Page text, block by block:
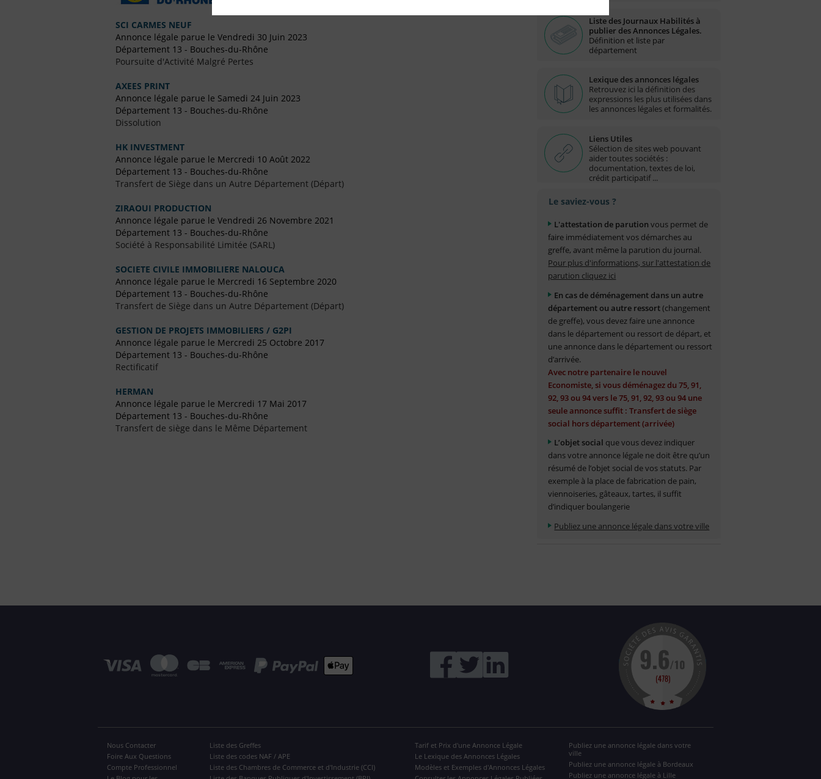
SCI CARMES NEUF
Annonce légale parue le Vendredi 30 Juin 2023
Département 13 - Bouches-du-Rhône
Poursuite d'Activité Malgré Pertes
AXEES PRINT
Annonce légale parue le Samedi 24 Juin 2023
Département 13 - Bouches-du-Rhône
Dissolution
HK INVESTMENT
Annonce légale parue le Mercredi 10 Août 2022
Département 13 - Bouches-du-Rhône
Transfert de Siège dans un Autre Département (Départ)
ZIRAOUI PRODUCTION
Annonce légale parue le Vendredi 26 Novembre 2021
Département 13 - Bouches-du-Rhône
Société à Responsabilité Limitée (SARL)
SOCIETE CIVILE IMMOBILIERE NALOUCA
Annonce légale parue le Mercredi 16 Septembre 2020
Département 13 - Bouches-du-Rhône
Transfert de Siège dans un Autre Département (Départ)
GESTION DE PROJETS IMMOBILIERS / G2PI
Annonce légale parue le Mercredi 25 Octobre 2017
Département 13 - Bouches-du-Rhône
Rectificatif
HERMAN
Annonce légale parue le Mercredi 17 Mai 2017
Département 13 - Bouches-du-Rhône
Transfert de siège dans le Même Département
Liste des Journaux Habilités à
publier des Annonces Légales.
Définition et liste par
département
Lexique des annonces légales
Retrouvez ici la définition des
expressions les plus utilisées dans
les annonces légales et formalités.
Liens Utiles
Sélection de sites web pouvant
aider toutes sociétés :
documentation, textes de loi,
crédit participatif ...
Le saviez-vous ?
L'attestation de parution vous permet de
faire immédiatement vos démarches au
greffe, avant même la parution du journal.
Pour plus d'informations, sur l'attestation de
parution cliquez ici
En cas de déménagement dans un autre
département ou autre ressort(changement
de greffe), vous devez faire une annonce
dans le département ou ressort de départ, et
une annonce dans le département ou ressort
d’arrivée.
Avec notre partenaire le nouvel
Economiste, si vous déménagez du 75, 91,
92, 93 ou 94 vers le 75, 91, 92, 93 ou 94 une
seule annonce suffit : Transfert de siège
social hors département (arrivée)
L’objet social que vous devez indiquer
dans votre annonce légale ne doit être qu’un
résumé de l’objet social de vos statuts. Par
exemple à la place de fabrication de pain,
viennoiseries, gâteaux, tartes, il suffit
d’indiquer boulangerie
Publiez une annonce légale dans votre ville
Nous Contacter
Foire Aux Questions
Compte Professionnel
Liste des Greffes
Liste des codes NAF / APE
Liste des Chambres de Commerce et d'Industrie (CCI)
Tarif et Prix d'une Annonce Légale
Le Lexique des Annonces Légales
Modèles et Exemples d'Annonces Légales
Publiez une annonce légale dans votre
ville
Publiez une annonce légale à Bordeaux
Publiez une annonce légale à Lille